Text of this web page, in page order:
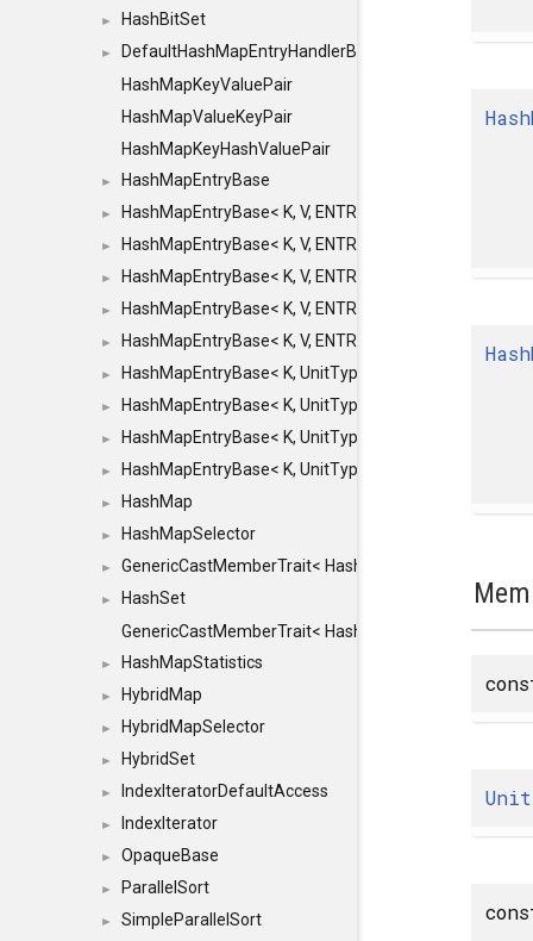
► HashBitSet
►
DefaultHashMapEntryHandlerBase
HashMapKeyValuePair
HashMapValueKeyPair
HashMapKeyHashValuePair
► HashMapEntryBase
► HashMapEntryBase< K, V, ENTRY_HANDLER,
► HashMapEntryBase< K, V, ENTRY_HANDLER,
► HashMapEntryBase< K, V, ENTRY_HANDLER,
► HashMapEntryBase< K, V, ENTRY_HANDLER,
► HashMapEntryBase< K, V, ENTRY_HANDLER,
► HashMapEntryBase< K, UnitType, ENTRY_HANDLER,
► HashMapEntryBase< K, UnitType, ENTRY_HANDLER,
► HashMapEntryBase< K, UnitType, ENTRY_HANDLER,
► HashMapEntryBase< K, UnitType, ENTRY_HANDLER,
► HashMap
► HashMapSelector
► GenericCastMemberTrait< HashMap< K_TO, V_TO >,
►
HashSet
GenericCastMemberTrait< HashSet< TO >, HashSet<
► HashMapStatistics
► HybridMap
► HybridMapSelector
► HybridSet
► IndexIteratorDefaultAccess
► IndexIterator
► OpaqueBase
► ParallelSort
► SimpleParallelSort